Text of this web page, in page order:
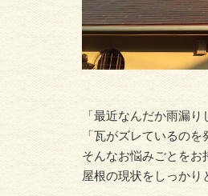
「最近なんだか雨漏
「瓦がズレているのを
そんなお悩みごとをお
屋根の現状をしっかり